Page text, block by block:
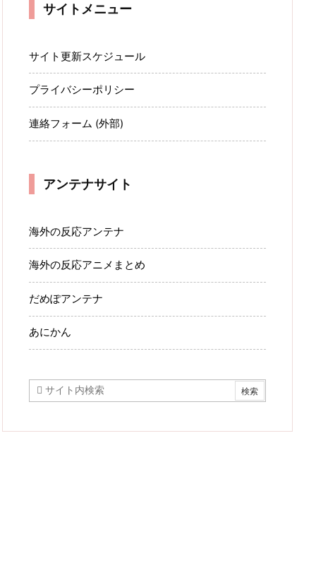
サイトメニュー
サイト更新スケジュール
プライバシーポリシー
連絡フォーム (外部)
アンテナサイト
海外の反応アンテナ
海外の反応アニメまとめ
だめぽアンテナ
あにかん